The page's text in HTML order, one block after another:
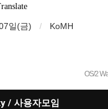
일(금) KoMH
OS/2
/ 사용자모임